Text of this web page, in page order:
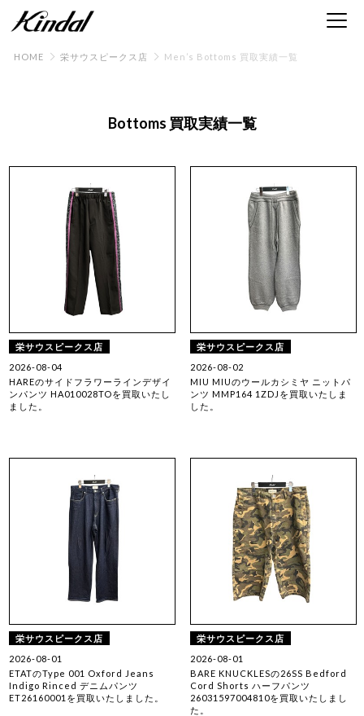
HOME 栄サウスピークス店 Men’s Bottoms 買取実績一覧
Bottoms 買取実績一覧
栄サウスピークス店
2026-08-04
HAREのサイドフラワーラインデザイ
ンパンツ HA010028TOを買取いたし
ました。
栄サウスピークス店
2026-08-02
MIU MIUのウールカシミヤ ニットパ
ンツ MMP164 1ZDJを買取いたしま
した。
栄サウスピークス店
2026-08-01
ETATのType 001 Oxford Jeans
Indigo Rinced デニムパンツ
ET26160001を買取いたしました。
栄サウスピークス店
2026-08-01
BARE KNUCKLESの26SS Bedford
Cord Shorts ハーフパンツ
26031597004810を買取いたしまし
た。